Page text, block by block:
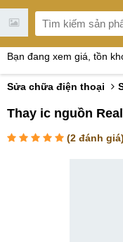
Bạn đang xem giá, tồn
Sửa chữa điện thoại
Thay ic nguồn
(2 đánh giá)